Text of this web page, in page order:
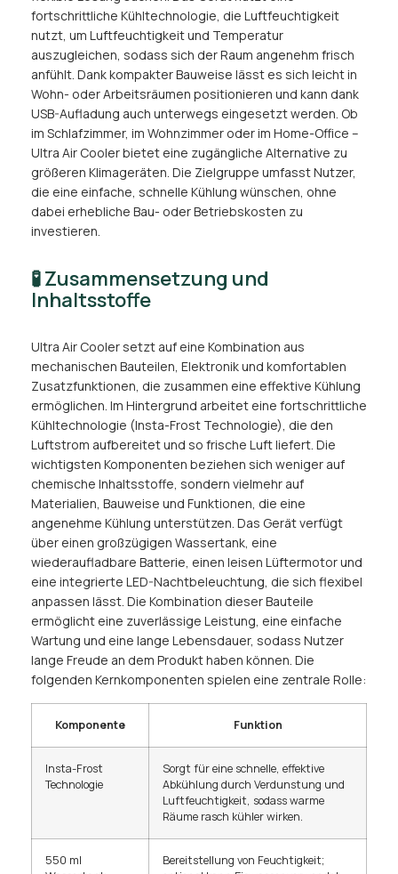
fortschrittliche Kühltechnologie, die Luftfeuchtigkeit
nutzt, um Luftfeuchtigkeit und Temperatur
auszugleichen, sodass sich der Raum angenehm frisch
anfühlt. Dank kompakter Bauweise lässt es sich leicht in
Wohn- oder Arbeitsräumen positionieren und kann dank
USB-Aufladung auch unterwegs eingesetzt werden. Ob
im Schlafzimmer, im Wohnzimmer oder im Home-Office –
Ultra Air Cooler bietet eine zugängliche Alternative zu
größeren Klimageräten. Die Zielgruppe umfasst Nutzer,
die eine einfache, schnelle Kühlung wünschen, ohne
dabei erhebliche Bau- oder Betriebskosten zu
investieren.
🧪 Zusammensetzung und
Inhaltsstoffe
Ultra Air Cooler setzt auf eine Kombination aus
mechanischen Bauteilen, Elektronik und komfortablen
Zusatzfunktionen, die zusammen eine effektive Kühlung
ermöglichen. Im Hintergrund arbeitet eine fortschrittliche
Kühltechnologie (Insta-Frost Technologie), die den
Luftstrom aufbereitet und so frische Luft liefert. Die
wichtigsten Komponenten beziehen sich weniger auf
chemische Inhaltsstoffe, sondern vielmehr auf
Materialien, Bauweise und Funktionen, die eine
angenehme Kühlung unterstützen. Das Gerät verfügt
über einen großzügigen Wassertank, eine
wiederaufladbare Batterie, einen leisen Lüftermotor und
eine integrierte LED-Nachtbeleuchtung, die sich flexibel
anpassen lässt. Die Kombination dieser Bauteile
ermöglicht eine zuverlässige Leistung, eine einfache
Wartung und eine lange Lebensdauer, sodass Nutzer
lange Freude an dem Produkt haben können. Die
folgenden Kernkomponenten spielen eine zentrale Rolle:
Komponente Funktion
Insta-Frost
Technologie
Sorgt für eine schnelle, effektive
Abkühlung durch Verdunstung und
Luftfeuchtigkeit, sodass warme
Räume rasch kühler wirken.
550 ml
Bereitstellung von Feuchtigkeit;